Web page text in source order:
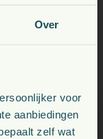
Over
voor
aanbiedingen
zelf wat